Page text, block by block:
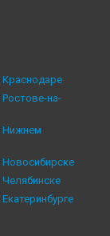
Краснодаре
Ростове-на-
Нижнем
Новосибирске
Челябинске
Екатеринбурге